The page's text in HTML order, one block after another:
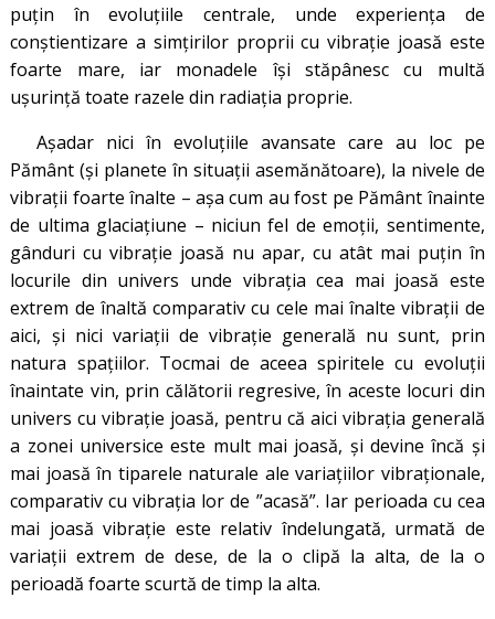
puțin în evoluțiile centrale, unde experiența de
conștientizare a simțirilor proprii cu vibrație joasă este
foarte mare, iar monadele își stăpânesc cu multă
ușurință toate razele din radiația proprie.
Așadar nici în evoluțiile avansate care au loc pe
Pământ (și planete în situații asemănătoare), la nivele de
vibrații foarte înalte – așa cum au fost pe Pământ înainte
de ultima glaciațiune – niciun fel de emoții, sentimente,
gânduri cu vibrație joasă nu apar, cu atât mai puțin în
locurile din univers unde vibrația cea mai joasă este
extrem de înaltă comparativ cu cele mai înalte vibrații de
aici, și nici variații de vibrație generală nu sunt, prin
natura spațiilor. Tocmai de aceea spiritele cu evoluții
înaintate vin, prin călătorii regresive, în aceste locuri din
univers cu vibrație joasă, pentru că aici vibrația generală
a zonei universice este mult mai joasă, și devine încă și
mai joasă în tiparele naturale ale variațiilor vibraționale,
comparativ cu vibrația lor de ”acasă”. Iar perioada cu cea
mai joasă vibrație este relativ îndelungată, urmată de
variații extrem de dese, de la o clipă la alta, de la o
perioadă foarte scurtă de timp la alta.